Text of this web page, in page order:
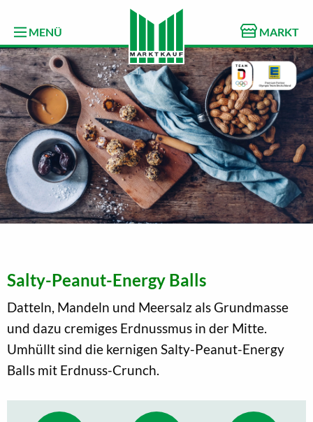
MENÜ MARKT
Salty-Peanut-Energy Balls
Datteln, Mandeln und Meersalz als Grundmasse
und dazu cremiges Erdnussmus in der Mitte.
Umhüllt sind die kernigen Salty-Peanut-Energy
Balls mit Erdnuss-Crunch.